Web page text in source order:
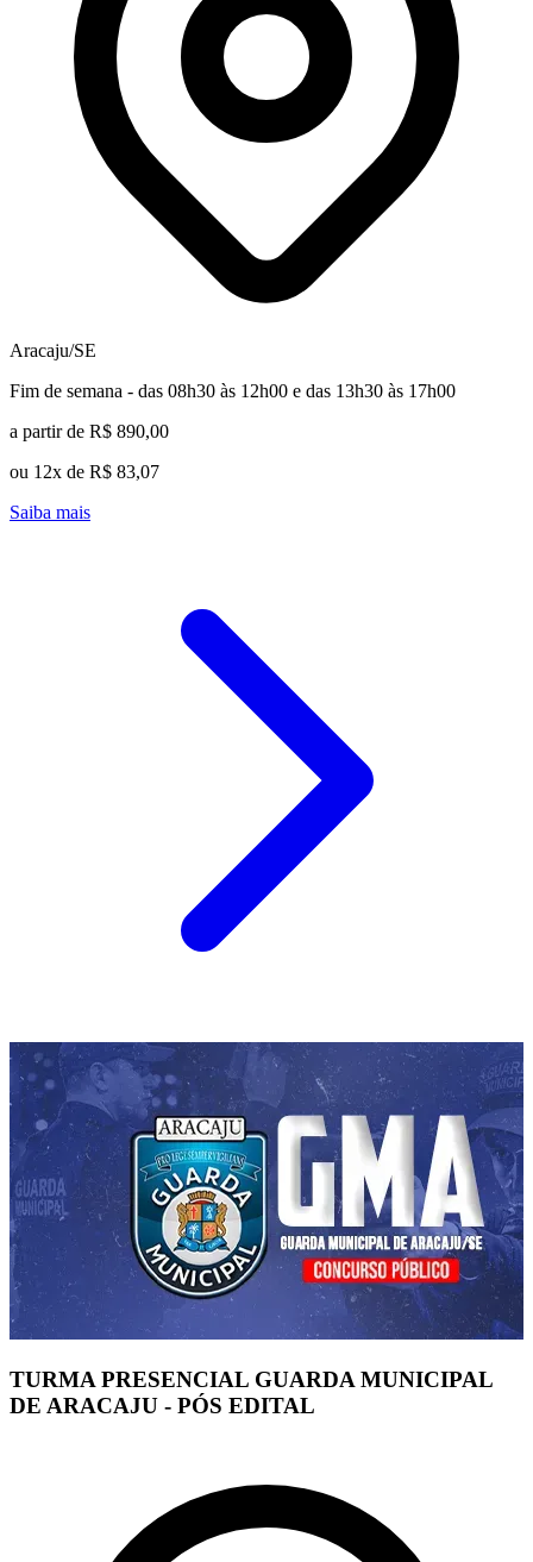
Aracaju/SE
Fim de semana - das 08h30 às 12h00 e das 13h30 às 17h00
a partir de R$ 890,00
ou 12x de R$ 83,07
Saiba mais
TURMA PRESENCIAL GUARDA MUNICIPAL
DE ARACAJU - PÓS EDITAL